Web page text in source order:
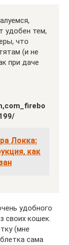
удобен тем,
что
(и не
при даче
Локка:
как
удобного
своих кошек.
(мне
сама